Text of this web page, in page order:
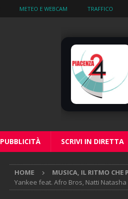
METEO E WEBCAM TRAFFICO
PUBBLICITÀ SCRIVI IN DIRETTA
HOME MUSICA, IL RITMO CHE
Yankee feat. Afro Bros, Natti Natasha